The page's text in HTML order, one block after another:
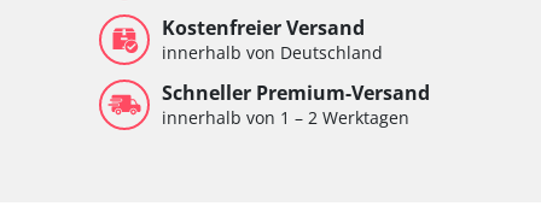
Kostenfreier Versand
innerhalb von Deutschland
Schneller Premium-Versand
innerhalb von 1 – 2 Werktagen